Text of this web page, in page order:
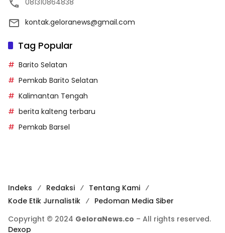
081310864838
kontak.geloranews@gmail.com
Tag Popular
Barito Selatan
Pemkab Barito Selatan
Kalimantan Tengah
berita kalteng terbaru
Pemkab Barsel
Indeks Redaksi
Tentang Kami
Kode Etik Jurnalistik
Pedoman Media Siber
Copyright © 2024 GeloraNews.co – All rights reserved.
Dexop